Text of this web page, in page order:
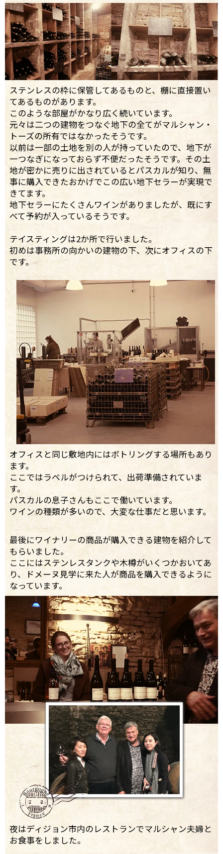
ステンレスの枠に保管してあるものと、棚に直接置い
てあるものがあります。
このような部屋がかなり広く続いています。
元々は二つの建物をつなぐ地下の全てがマルシャン・
トーズの所有ではなかったそうです。
以前は一部の土地を別の人が持っていたので、地下が
一つなぎになっておらず不便だったそうです。その土
地が密かに売りに出されているとパスカルが知り、無
事に購入できたおかげでこの広い地下セラーが実現で
きてます。
地下セラーにたくさんワインがありましたが、既にす
べて予約が入っているそうです。
テイスティングは2か所で行いました。
初めは事務所の向かいの建物の下、次にオフィスの下
です。
オフィスと同じ敷地内にはボトリングする場所もあり
ます。
ここではラベルがつけられて、出荷準備されていま
す。
パスカルの息子さんもここで働いています。
ワインの種類が多いので、大変な仕事だと思います。
最後にワイナリーの商品が購入できる建物を紹介して
もらいました。
ここにはステンレスタンクや木樽がいくつかおいてあ
り、ドメーヌ見学に来た人が商品を購入できるように
なっています。
夜はディジョン市内のレストランでマルシャン夫婦と
お食事をしました。